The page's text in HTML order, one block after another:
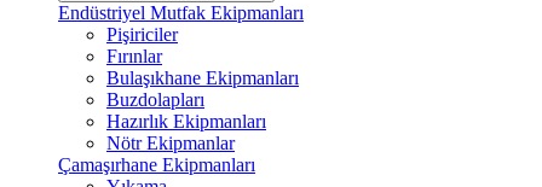
Endüstriyel Mutfak Ekipmanları
Pişiriciler
Fırınlar
Bulaşıkhane Ekipmanları
Buzdolapları
Hazırlık Ekipmanları
Nötr Ekipmanlar
Çamaşırhane Ekipmanları